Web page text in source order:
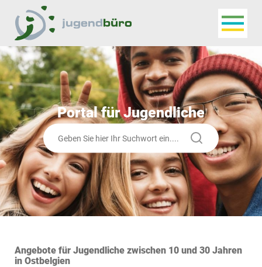
Jugendbüro
Portal für Jugendliche
Suchen
Angebote für Jugendliche zwischen 10 und 30 Jahren
in Ostbelgien